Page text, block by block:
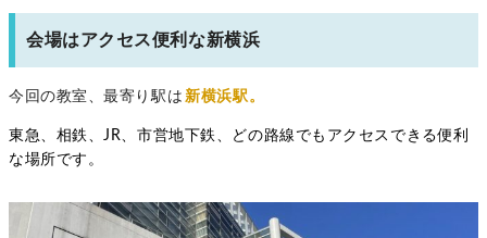
会場はアクセス便利な新横浜
今回の教室、最寄り駅は 新横浜駅。
東急、相鉄、JR、市営地下鉄、どの路線でもアクセスできる便利
な場所です。